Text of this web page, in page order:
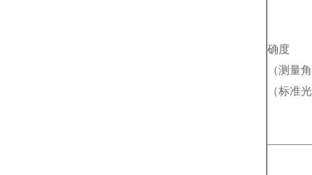
确度
（测量
（标准